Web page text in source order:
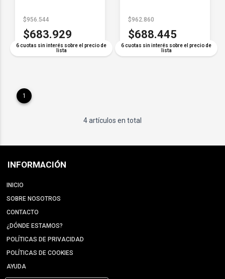
6 cuotas sin interés sobre el precio de
lista
$956.544
$683.929
6 cuotas sin interés sobre el precio de
lista
$962.860
$688.445
1
4 artículos en total
INFORMACIÓN
INICIO
SOBRE NOSOTROS
CONTACTO
¿DÓNDE ESTAMOS?
POLÍTICAS DE PRIVACIDAD
POLÍTICAS DE COOKIES
AYUDA